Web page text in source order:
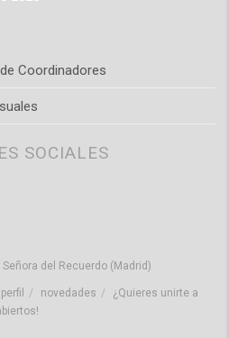
Coordinadores
SOCIALES
del Recuerdo (Madrid)
perfil novedades
¿Quieres unirte a